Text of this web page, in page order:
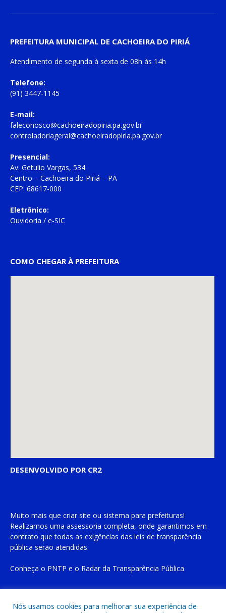
PREFEITURA MUNICIPAL DE CACHOEIRA DO PIRIÁ
Atendimento de segunda à sexta de 08h às 14h
Telefone:
(91) 3447-1145
E-mail:
faleconosco@cachoeiradopiria.pa.gov.br
controladoriageral@cachoeiradopiria.pa.gov.br
Presencial:
Av. Getulio Vargas, 534
Centro – Cachoeira do Piriá – PA
CEP: 68617-000
Eletrônico:
Ouvidoria / e-SIC
COMO CHEGAR À PREFEITURA
DESENVOLVIDO POR CR2
Muito mais que criar site ou sistema para prefeituras!
Realizamos uma assessoria completa, onde garantimos em
contrato que todas as exigências das leis de transparência
pública serão atendidas.
Conheça o PNTP e o Radar da Transparência Pública
Nós usamos cookies para melhorar sua experiência de